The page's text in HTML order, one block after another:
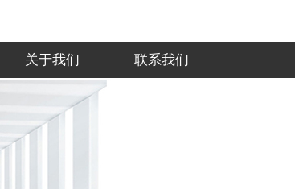
关于我们 联系我们